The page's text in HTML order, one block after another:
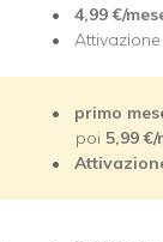
4,99 €/
primo
poi 5,99 €/